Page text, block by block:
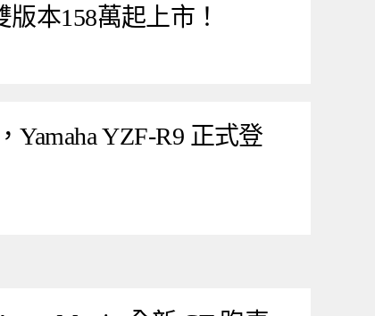
版本158萬起上市！
YZF-R9 正式登